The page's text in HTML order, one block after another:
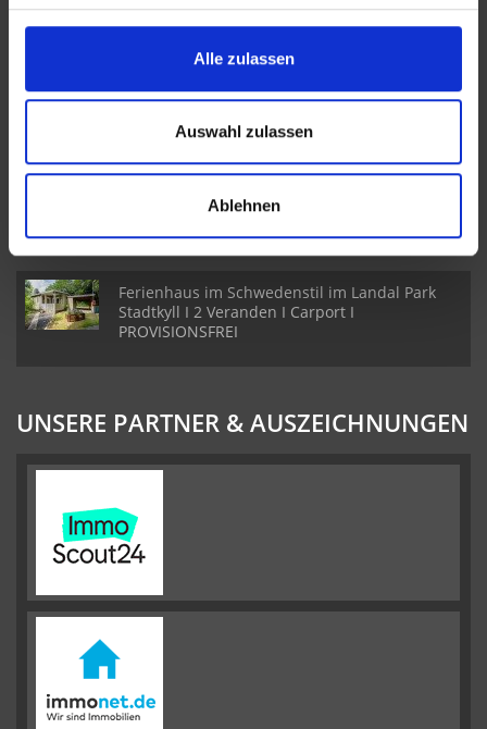
Alle zulassen
Auswahl zulassen
Ablehnen
NEUE OBJEKTE
Reiheneckhaus mit Wohn- und
Geschäftsräumen in Pelm I 5 Schlafzimmer I 2
Badezimmer
Freistehendes Einfamilienhaus in Ehlenz I
Toller Garten I 3 Schlafzimmer & 2 Badezimmer
Ferienhaus im Schwedenstil im Landal Park
Stadtkyll I 2 Veranden I Carport I
PROVISIONSFREI
UNSERE PARTNER & AUSZEICHNUNGEN